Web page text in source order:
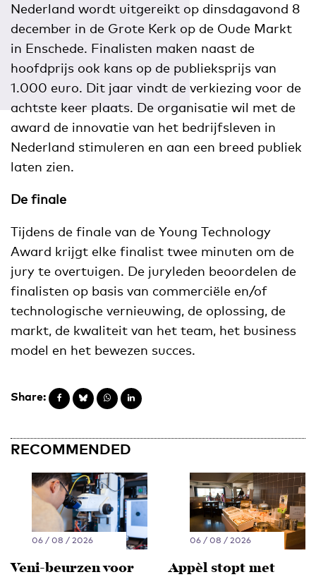
Nederland wordt uitgereikt op dinsdagavond 8
december in de Grote Kerk op de Oude Markt
in Enschede. Finalisten maken naast de
hoofdprijs ook kans op de publieksprijs van
1.000 euro. Dit jaar vindt de verkiezing voor de
achtste keer plaats. De organisatie wil met de
award de innovatie van het bedrijfsleven in
Nederland stimuleren en aan een breed publiek
laten zien.
De finale
Tijdens de finale van de Young Technology
Award krijgt elke finalist twee minuten om de
jury te overtuigen. De juryleden beoordelen de
finalisten op basis van commerciële en/of
technologische vernieuwing, de oplossing, de
markt, de kwaliteit van het team, het business
model en het bewezen succes.
Share:
RECOMMENDED
06 / 08 / 2026
Veni-beurzen voor
06 / 08 / 2026
Appèl stopt met